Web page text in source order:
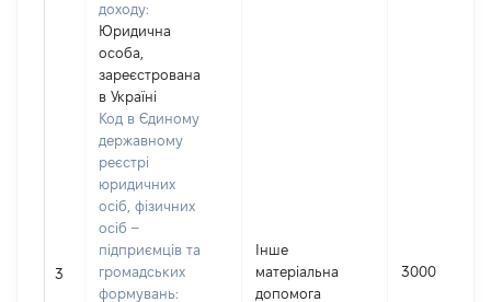
3
доходу:
Юридична
особа,
зареєстрована
в Україні
Код в Єдиному
державному
реєстрі
юридичних
осіб, фізичних
осіб –
підприємців та
громадських
формувань:
Інше
матеріальна
допомога
3000